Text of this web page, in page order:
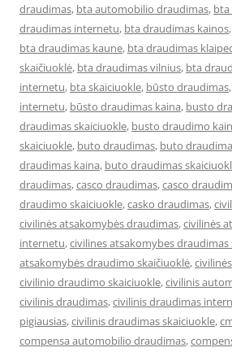
draudimas, bta automobilio draudimas, bta
draudimas internetu, bta draudimas kainos,
bta draudimas kaune, bta draudimas
skaičiuoklė, bta draudimas vilnius, bta
internetu, bta skaiciuokle, būsto draudimas,
internetu, būsto draudimas kaina, busto
draudimas skaiciuokle, busto draudimo
skaiciuokle, buto draudimas, buto
draudimas kaina, buto draudimas
draudimas,casco draudimas,casco
draudimo skaiciuokle,casko draudimas,
civilinės atsakomybės draudimas,civilinės
internetu,civilines atsakomybes draudimas
atsakomybės draudimo skaičiuoklė,
civilinio draudimo skaiciuokle,civilinis
civilinis draudimas,civilinis draudimas
pigiausias,civilinis draudimas skaiciuokle,
compensa automobilio draudimas,